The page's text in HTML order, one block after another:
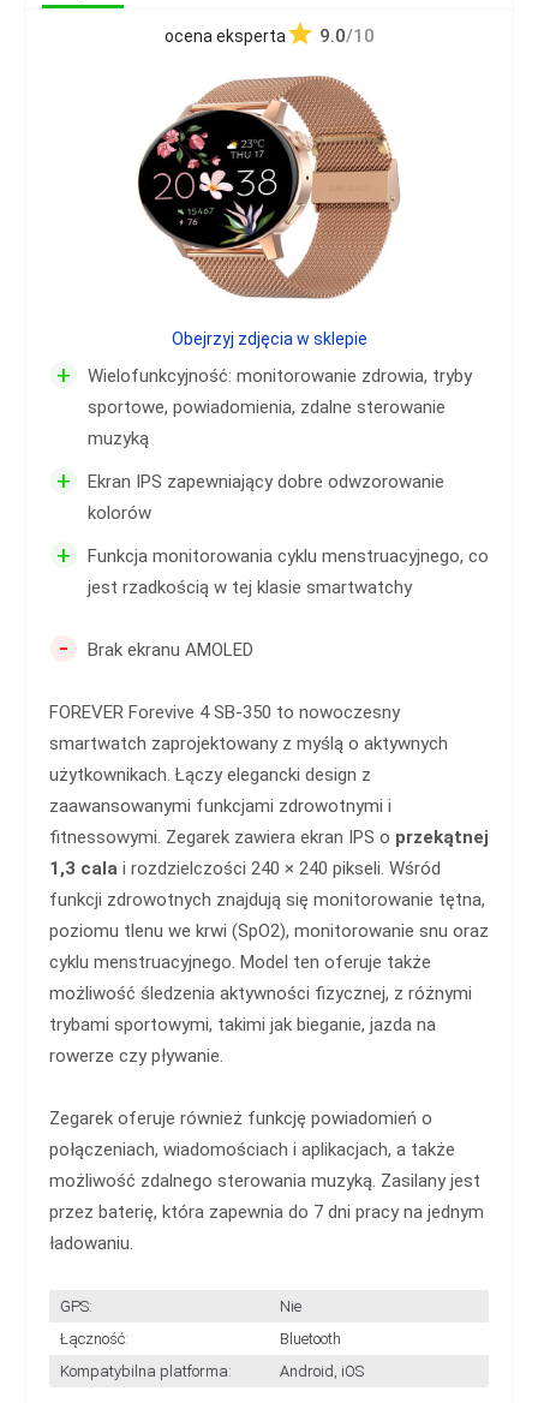
ocena eksperta 9.0/10
+
Wielofunkcyjność: monitorowanie zdrowia, tryby
sportowe, powiadomienia, zdalne sterowanie
muzyką
+
Ekran IPS zapewniający dobre odwzorowanie
kolorów
+
Funkcja monitorowania cyklu menstruacyjnego, co
jest rzadkością w tej klasie smartwatchy
- Brak ekranu AMOLED
FOREVER Forevive 4 SB-350 to nowoczesny
smartwatch zaprojektowany z myślą o aktywnych
użytkownikach. Łączy elegancki design z
zaawansowanymi funkcjami zdrowotnymi i
fitnessowymi. Zegarek zawiera ekran IPS o przekątnej
1,3 cala i rozdzielczości 240 × 240 pikseli. Wśród
funkcji zdrowotnych znajdują się monitorowanie tętna,
poziomu tlenu we krwi (SpO2), monitorowanie snu oraz
cyklu menstruacyjnego. Model ten oferuje także
możliwość śledzenia aktywności fizycznej, z różnymi
trybami sportowymi, takimi jak bieganie, jazda na
rowerze czy pływanie.
Zegarek oferuje również funkcję powiadomień o
połączeniach, wiadomościach i aplikacjach, a także
możliwość zdalnego sterowania muzyką. Zasilany jest
przez baterię, która zapewnia do 7 dni pracy na jednym
ładowaniu.
GPS:
Nie
Łączność:
Bluetooth
Kompatybilna platforma:
Android, iOS
Obejrzyj zdjęcia w sklepie